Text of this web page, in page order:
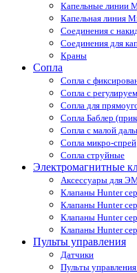
Капельные линии
Капельная линия
Соединения с
Соединения для
Краны
Сопла
Cопла с
Сопла с
Сопла для
Сопла Баблер
Сопла с малой
Сопла микро-спрей
Сопла струйные
Электромагнитные
Аксессуары для
Клапаны Hunter
Клапаны Hunter
Клапаны Hunter
Клапаны Hunter
Пульты управления
Датчики
Пульты